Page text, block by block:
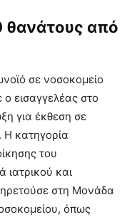
θανάτους από
σε νοσοκομείο
εισαγγελέας στο
για έκθεση σε
Η κατηγορία
του
ιατρικού και
στη Μονάδα
όπως